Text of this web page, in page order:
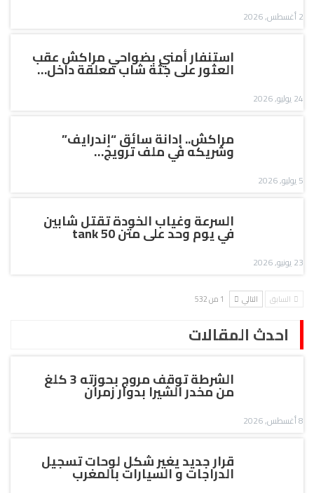
2 أغسطس, 2026
استنفار أمني بضواحي مراكش عقب
العثور على جثة شاب معلقة داخل…
24 يوليو, 2026
مراكش.. إدانة سائق “إندرايف”
وشريكه في ملف ترويج…
5 يوليو, 2026
السرعة وغياب الخودة تقتل شابين
في يوم وحد على متن tank 50
23 يونيو, 2026
السابق التالي 1 من 532
احدث المقالات
الشرطة توقف مروج بحوزته 3 كلغ
من مخدر الشيرا بدوار زمران
8 أغسطس, 2026
قرار جديد يغير شكل لوحات تسجيل
الدراجات و السيارات بالمغرب